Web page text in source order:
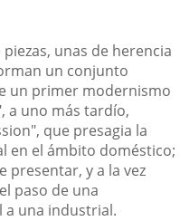
unas de herencia
un conjunto
un primer modernismo
a uno más tardío,
que presagia la
en el ámbito doméstico;
presentar, y a la vez
paso de una
a una industrial.